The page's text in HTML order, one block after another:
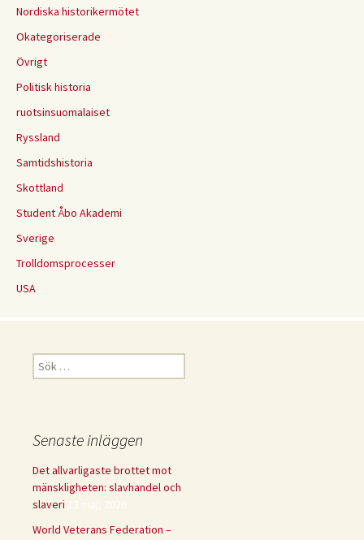
Nordiska historikermötet
Okategoriserade
Övrigt
Politisk historia
ruotsinsuomalaiset
Ryssland
Samtidshistoria
Skottland
Student Åbo Akademi
Sverige
Trolldomsprocesser
USA
Sök
efter:
Senaste inläggen
Det allvarligaste brottet mot
mänskligheten: slavhandel och
slaveri 13 maj, 2026
World Veterans Federation –